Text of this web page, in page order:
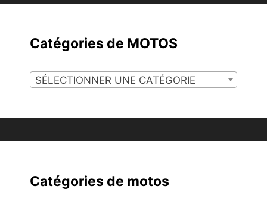
Catégories de MOTOS
SÉLECTIONNER UNE CATÉGORIE
Catégories de motos